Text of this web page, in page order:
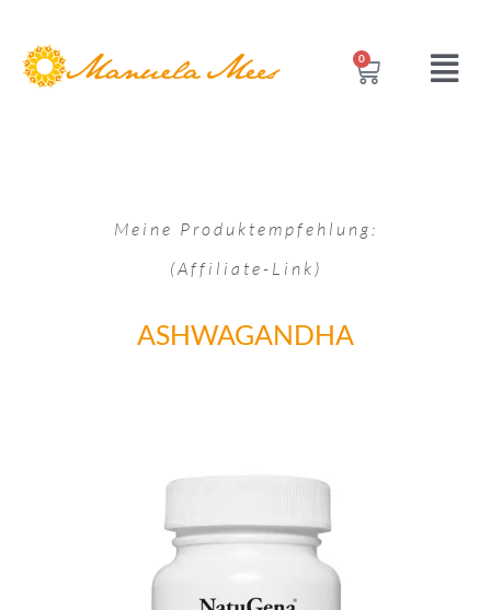
0
Meine Produktempfehlung:
(Affiliate-Link)
ASHWAGANDHA